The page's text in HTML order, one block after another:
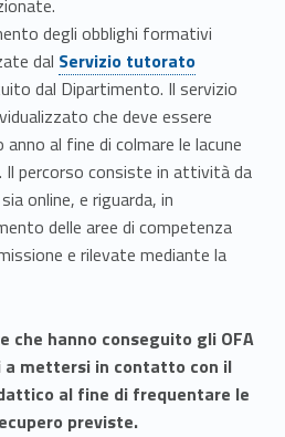
degli obblighi formativi
dal Link identifier #identifier__170776-5
Servizio tutorato
dal Dipartimento. Il servizio
che deve essere
al fine di colmare le lacune
percorso consiste in attività da
online, e riguarda, in
delle aree di competenza
e rilevate mediante la
che hanno conseguito gli OFA
a mettersi in contatto con il
al fine di frequentare le
previste.